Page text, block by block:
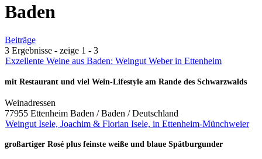
Baden
Beiträge
3 Ergebnisse - zeige 1 - 3
Exzellente Weine aus Baden: Weingut Weber in Ettenheim
mit Restaurant und viel Wein-Lifestyle am Rande des Schwarzwalds
Weinadressen
77955 Ettenheim Baden / Baden / Deutschland
Weingut Isele, Joachim & Florian Isele, in Ettenheim-Münchweier
großartiger Rosé plus feinste weiße und blaue Spätburgunder